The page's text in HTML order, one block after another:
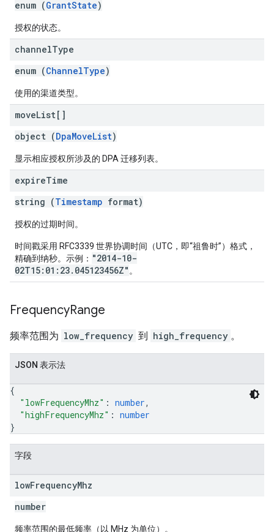
enum (GrantState)
授权的状态。
channelType
enum (ChannelType)
使用的渠道类型。
moveList[]
object (DpaMoveList)
显示相应授权所涉及的 DPA 迁移列表。
expireTime
string (Timestamp format)
授权的过期时间。
时间戳采用 RFC3339 世界协调时间（UTC，即“祖鲁时”）格式，
精确到纳秒。示例： "2014-10-
02T15:01:23.045123456Z" 。
FrequencyRange
频率范围为 low_frequency 到 high_frequency 。
JSON 表示法
{
"lowFrequencyMhz" : number,
"highFrequencyMhz" : number
}
字段
lowFrequencyMhz
number
频率范围的最低频率（以 MHz 为单位）。